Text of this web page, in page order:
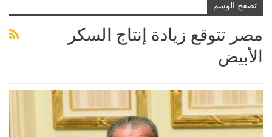
تصفح الوسم
مصر تتوقع زيادة إنتاج السكر
الأبيض